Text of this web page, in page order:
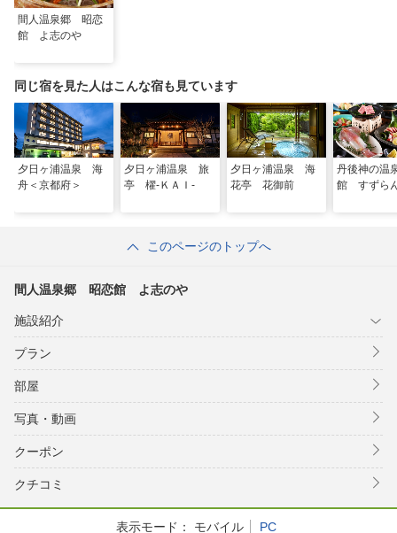
間人温泉郷 昭恋
館 よ志のや
同じ宿を見た人はこんな宿も見ています
夕日ヶ浦温泉 海
舟＜京都府＞
夕日ヶ浦温泉 旅
亭 櫂‐ＫＡＩ‐
夕日ヶ浦温泉 海
花亭 花御前
丹後神の
館 すずら
このページのトップへ
間人温泉郷 昭恋館 よ志のや
施設紹介
プラン
部屋
写真・動画
クーポン
クチコミ
表示モード： モバイル PC